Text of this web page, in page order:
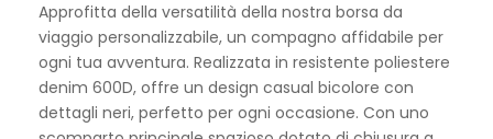
Approfitta della versatilità della nostra borsa da
viaggio personalizzabile, un compagno affidabile per
ogni tua avventura. Realizzata in resistente poliestere
denim 600D, offre un design casual bicolore con
dettagli neri, perfetto per ogni occasione. Con uno